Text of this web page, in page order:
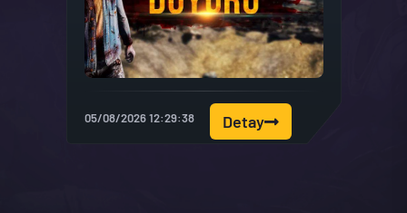
05/08/2026 12:29:38 Detay